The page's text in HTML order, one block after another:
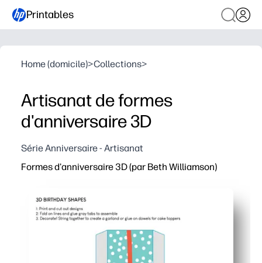
Printables
Home (domicile)>Collections>
Artisanat de formes
d'anniversaire 3D
Série Anniversaire - Artisanat
Formes d'anniversaire 3D (par Beth Williamson)